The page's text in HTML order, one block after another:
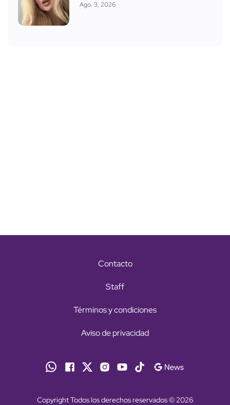
Ago. 3, 2026
Contacto
Staff
Términos y condiciones
Aviso de privacidad
Copyright Todos los derechos reservados © 2026